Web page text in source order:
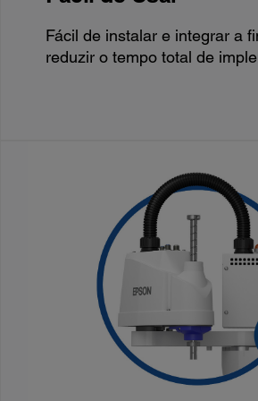
Fácil de instalar e integrar a
reduzir o tempo total de